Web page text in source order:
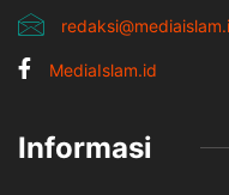
MediaIslam.id
Informasi